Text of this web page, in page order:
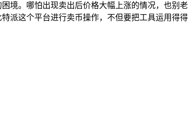
境。哪怕出现卖出后价格大幅上涨的情况，也别老
派这个平台进行卖币操作，不但要把工具运用得得